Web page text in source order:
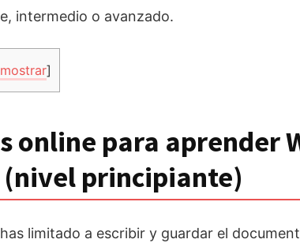
intermedio o avanzado.
mostrar]
online para aprender
(nivel principiante)
limitado a escribir y guardar el